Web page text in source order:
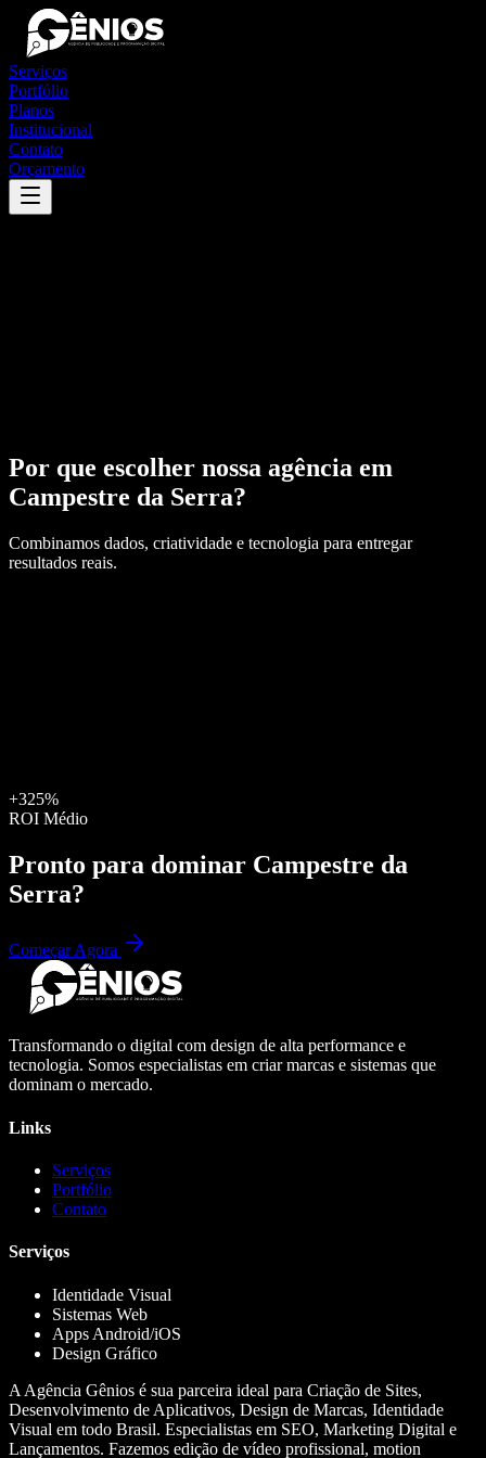
Serviços
Portfólio
Planos
Institucional
Contato
Orçamento
Por que escolher nossa agência em
Campestre da Serra?
Combinamos dados, criatividade e tecnologia para entregar
resultados reais.
+325%
ROI Médio
Pronto para dominar Campestre da
Serra?
Começar Agora
Transformando o digital com design de alta performance e
tecnologia. Somos especialistas em criar marcas e sistemas que
dominam o mercado.
Links
Serviços
Portfólio
Contato
Serviços
Identidade Visual
Sistemas Web
Apps Android/iOS
Design Gráfico
A Agência Gênios é sua parceira ideal para Criação de Sites,
Desenvolvimento de Aplicativos, Design de Marcas, Identidade
Visual em todo Brasil. Especialistas em SEO, Marketing Digital e
Lançamentos. Fazemos edição de vídeo profissional, motion